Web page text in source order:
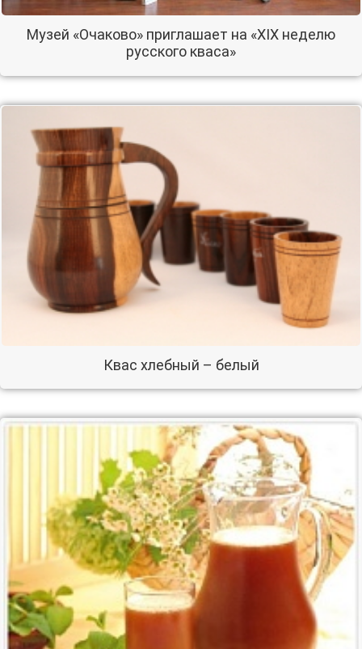
Музей «Очаково» приглашает на «XIX неделю
русского кваса»
Квас хлебный – белый